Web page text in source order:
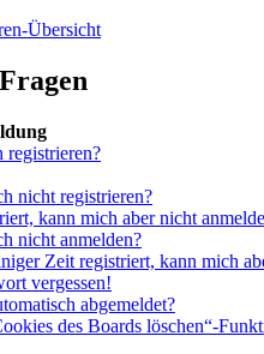
Übersicht
registrieren?
nicht registrieren?
kann mich aber nicht
nicht anmelden?
Zeit registriert, kann mich
vergessen!
abgemeldet?
des Boards löschen“-